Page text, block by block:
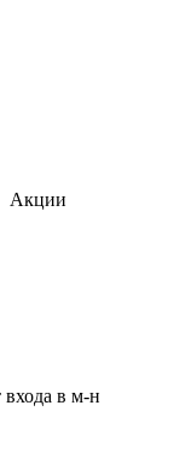
Акции
входа в м-н